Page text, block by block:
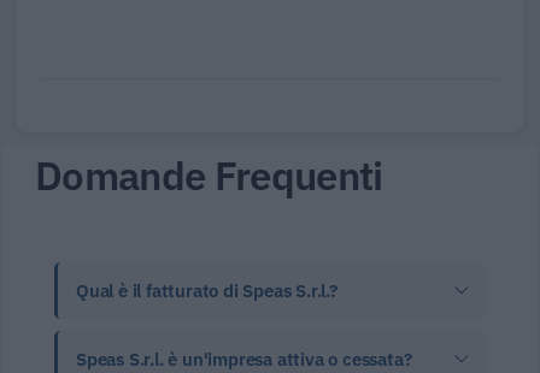
Domande Frequenti
Qual è il fatturato di Speas S.r.l.?
Speas S.r.l. è un'impresa attiva o cessata?